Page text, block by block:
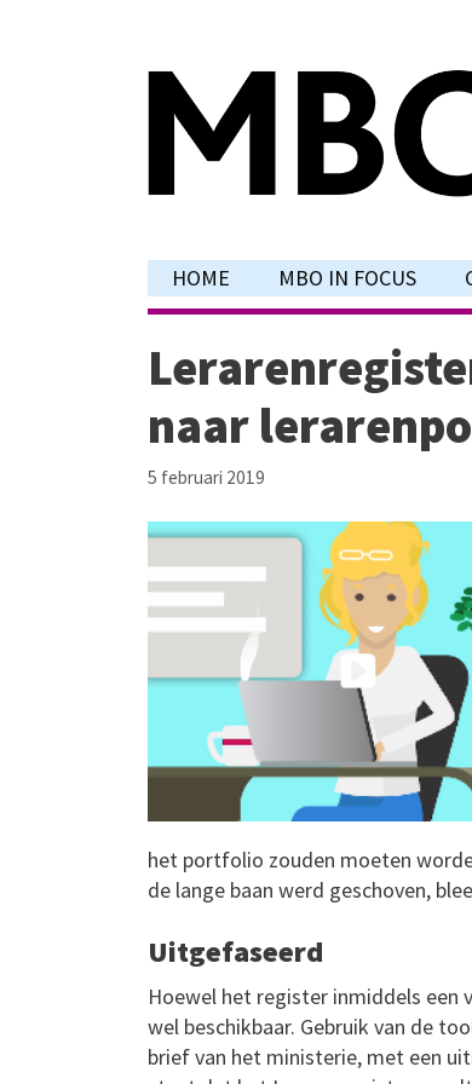
HOME MBO IN FOCUS
naar
5 februari 2019
het portfolio zouden moeten
de lange baan werd geschoven,
Uitgefaseerd
Hoewel het register inmiddels
wel beschikbaar. Gebruik van de
brief van het ministerie, met een